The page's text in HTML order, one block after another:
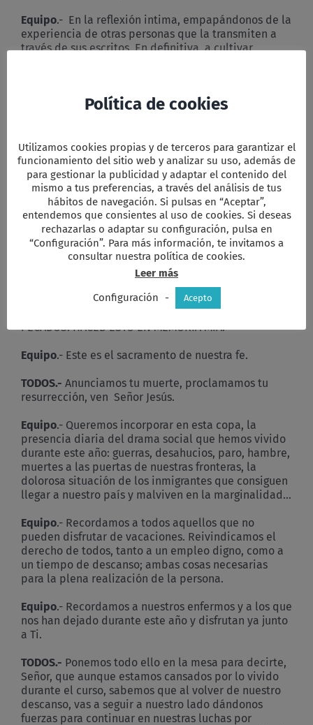
Equipo.- En la reflexión intima, empapándonos de la
experiencia de otras personas que la transmiten a
través de sus escritos. En definitiva, a cultivar
alrededor de esta mesa, del mismo modo que lo
Equipo.- En aquella noche, la última de su vida,
tomó el pan y dando gracias al Padre, lo partió y
repartió a sus amigos y amigas diciendo:
TODOS.-TOMAD Y COMED TODOS DE ÉL, PORQUE ESTO
ES MI CUERPO QUE SERÁ ENTREGADO POR VOSOTROS.
Equipo. – Del mismo modo, tomó la copa, dio gracias
y se la pasó diciendo:
TOMAD Y BEBED TODOS DE ÉL, PORQUE ESTE
ES EL CÁLIZ DE MI SANGRE, SANGRE DERRAMADA POR
TODA LA HUMANIDAD PARA EL PERDÓN DE LOS
PECADOS. HACED ESTO EN MEMORIA MIA.
Equipo.- Este es el sacramento de nuestra fe.
TODOS.- Anunciamos tu muerte, proclamamos tu
resurrección, ven Señor Jesús.
Equipo.- Queremos incorporar en esta copa, la
presencia diaria del drama social que hemos vivido
durante este año: guerras, desahucios, paro, hambre,
muertes a las puertas de nuestras fronteras, la
dolorosa situación de los inmigrantes que consiguen
llegar a nuestro país y malviven en la marginalidad…
Equipo.- Recordamos a todos aquellos que no
pueden disfrutar de vacaciones. Reivindicamos el
derecho de todos, tanto a un empleo digno, como a
un tiempo de descanso; ambas cosas necesarias
para la plena realización de la persona.
Equipo.- Recordamos a nuestros enfermos y a los que
nos han dejado durante este año y disfrutan ya junto
a Ti.
TODOS.- Ponemos todo ello en la mesa para decirte,
Señor, que aunque estamos cansados por lo vivido
durante el curso, sabemos que al volver de nuestro
descanso, vas a seguir a nuestro lado dándonos
fuerzas para continuar en nuestras luchas por
Política de cookies
Utilizamos cookies propias y de terceros para garantizar el
funcionamiento del sitio web y analizar su uso, además de
para gestionar la publicidad y adaptar el contenido del
mismo a tus preferencias, a través del análisis de tus
hábitos de navegación. Si pulsas en “Aceptar”,
entendemos que consientes al uso de cookies. Si deseas
rechazarlas o adaptar su configuración, pulsa en
“Configuración”. Para más información, te invitamos a
consultar nuestra política de cookies.
Leer más
Configuración
- Acepto